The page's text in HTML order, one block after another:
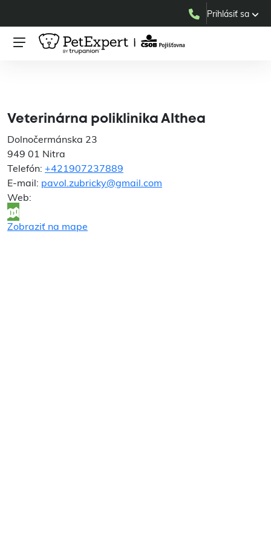
Prihlásiť sa
Veterinárna poliklinika Althea
Dolnočermánska 23
949 01 Nitra
Telefón: +421907237889
E-mail: pavol.zubricky@gmail.com
Web:
Zobraziť na mape